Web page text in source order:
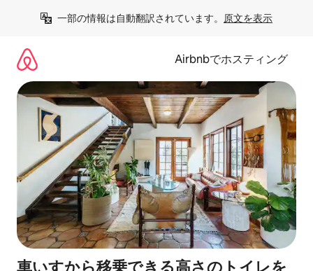
一部の情報は自動翻訳されています。 原文を表示
Airbnbでホスティング